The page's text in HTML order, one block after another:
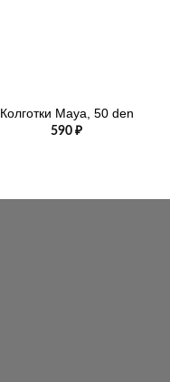
Колготки Maya, 50 den
590 ₽